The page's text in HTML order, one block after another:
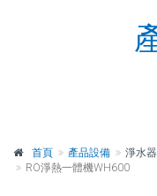
首頁 產品設備 淨水
RO淨熱一體機WH600